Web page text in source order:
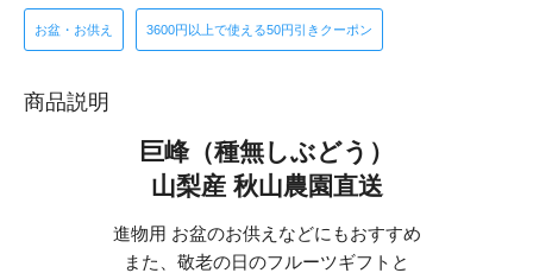
お盆・お供え 3600円以上で使える50円引きクーポン
商品説明
巨峰（種無しぶどう）
山梨産 秋山農園直送
進物用 お盆のお供えなどにもおすすめ
また、敬老の日のフルーツギフトと